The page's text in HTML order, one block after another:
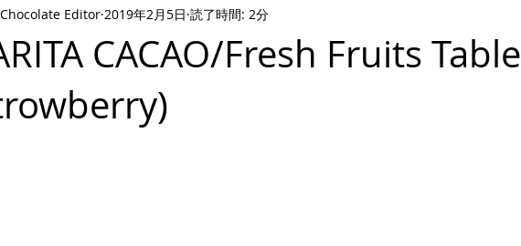
CACAO/Fresh Fruits
Chocolate Editor 2019年2月5日 読了時間: 2分